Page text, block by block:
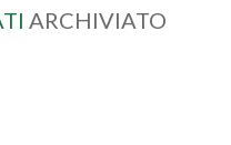
ARCHIVIATO